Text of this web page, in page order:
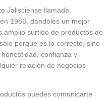
Jalisciense llamada
1986, dándoles un mejor
amplio surtido de productos de
porque es lo correcto, sino
confianza y
relación de negocios
puedes comunicarte